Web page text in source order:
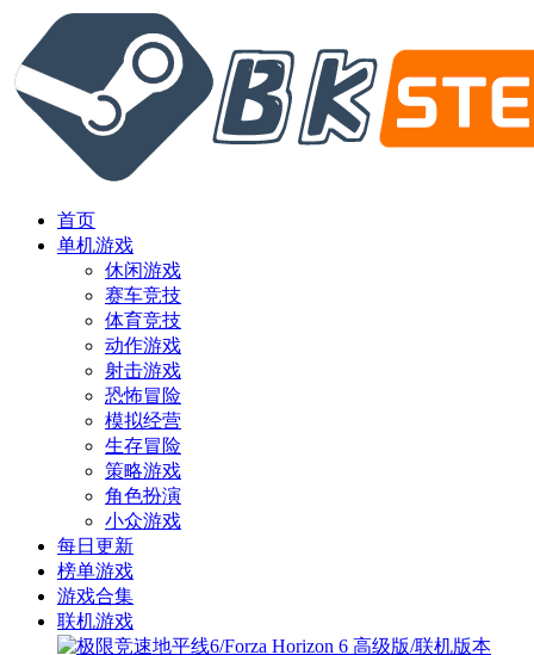
首页
单机游戏
休闲游戏
赛车竞技
体育竞技
动作游戏
射击游戏
恐怖冒险
模拟经营
生存冒险
策略游戏
角色扮演
小众游戏
每日更新
榜单游戏
游戏合集
联机游戏